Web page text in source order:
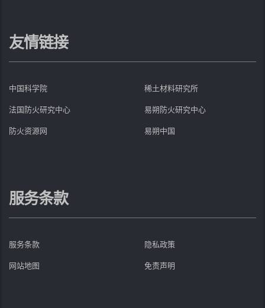
友情链接
中国科学院 稀土材料研究所
法国防火研究中心 易朔防火研究中心
防火资源网 易朔中国
服务条款
服务条款 隐私政策
网站地图 免责声明